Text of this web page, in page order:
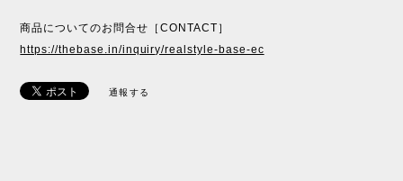
商品についてのお問合せ［CONTACT］
https://thebase.in/inquiry/realstyle-base-ec
通報する